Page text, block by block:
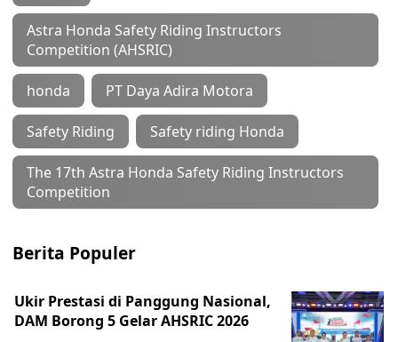
Astra Honda Safety Riding Instructors
Competition (AHSRIC)
honda PT Daya Adira Motora
Safety Riding Safety riding Honda
The 17th Astra Honda Safety Riding Instructors
Competition
Berita Populer
Ukir Prestasi di Panggung Nasional,
DAM Borong 5 Gelar AHSRIC 2026